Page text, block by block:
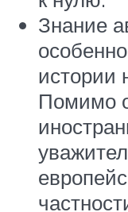
Знание
истории
Помимо